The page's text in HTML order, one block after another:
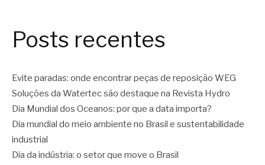
Posts recentes
Evite paradas: onde encontrar peças de reposição WEG
Soluções da Watertec são destaque na Revista Hydro
Dia Mundial dos Oceanos: por que a data importa?
Dia mundial do meio ambiente no Brasil e sustentabilidade
industrial
Dia da indústria: o setor que move o Brasil